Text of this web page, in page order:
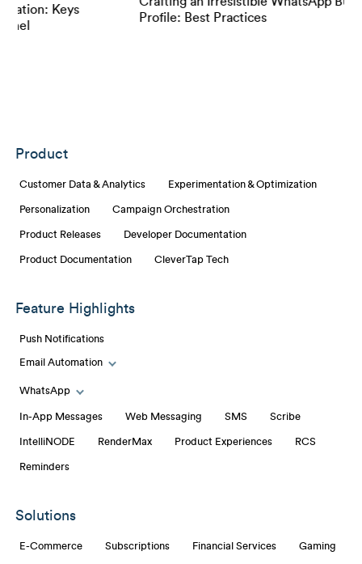
Keys
Profile: Best Practices
Product
Customer Data & Analytics Experimentation & Optimization
Personalization Campaign Orchestration
Product Releases Developer Documentation
Product Documentation CleverTap Tech
Feature Highlights
Push Notifications
Email Automation
Toggle Email Automation links
WhatsApp
Toggle WhatsApp links
In-App Messages Web Messaging SMS Scribe
IntelliNODE RenderMax Product Experiences RCS
Reminders
Solutions
E-Commerce Subscriptions Financial Services Gaming